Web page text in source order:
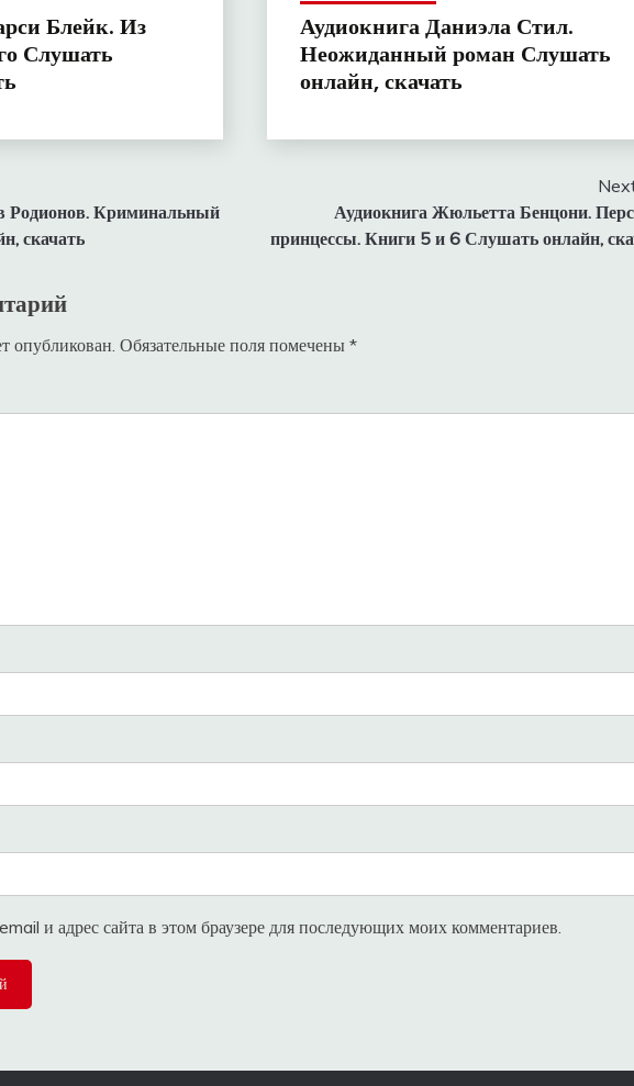
Блейк. Из
Слушать
Аудиокнига Даниэла Стил.
Неожиданный роман Слушать
онлайн, скачать
Родионов. Криминальный
скачать
Аудиокнига Жюльетта Бенцони.
принцессы. Книги 5 и 6 Слушать онлайн,
опубликован. Обязательные поля помечены *
и адрес сайта в этом браузере для последующих моих комментариев.